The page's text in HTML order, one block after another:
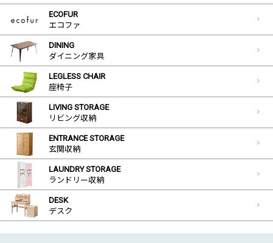
ECOFUR
エコファ
DINING
ダイニング家具
LEGLESS CHAIR
座椅子
LIVING STORAGE
リビング収納
ENTRANCE STORAGE
玄関収納
LAUNDRY STORAGE
ランドリー収納
DESK
デスク